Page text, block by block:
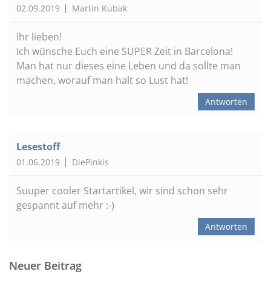
02.09.2019 Martin Kubak
Ihr lieben!
Ich wünsche Euch eine SUPER Zeit in Barcelona!
Man hat nur dieses eine Leben und da sollte man
machen, worauf man halt so Lust hat!
Antworten
Lesestoff
01.06.2019 DiePinkis
Suuper cooler Startartikel, wir sind schon sehr
gespannt auf mehr :-)
Antworten
Neuer Beitrag